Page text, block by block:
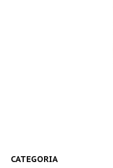
CATEGORIA